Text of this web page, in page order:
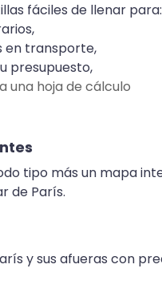
fáciles de llenar para:
en transporte,
presupuesto,
una hoja de cálculo
tipo más un mapa
de París.
y sus afueras con